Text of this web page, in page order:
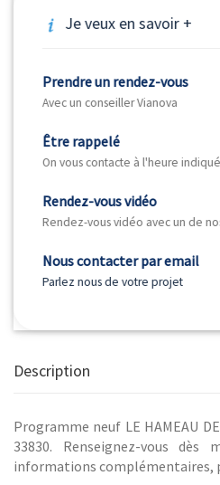
Je veux en savoir +
Prendre un rendez-vous
Avec un conseiller Vianova
Être rappelé
On vous contacte à l'heure
Rendez-vous vidéo
Rendez-vous vidéo avec un de
Nous contacter par email
Parlez nous de votre projet
Description
Programme neuf LE HAMEAU
33830. Renseignez-vous
informations complémentaires,